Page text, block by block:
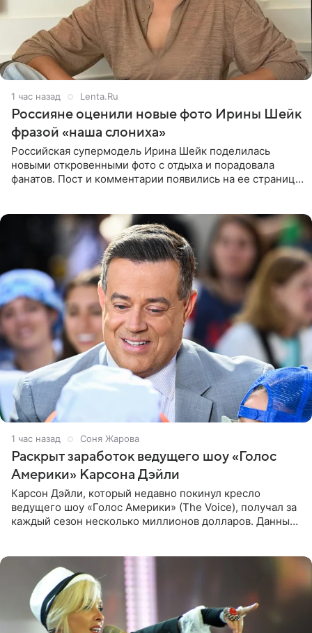
1 час назад Lenta.Ru
Россияне оценили новые фото Ирины Шейк
фразой «наша слониха»
Российская супермодель Ирина Шейк поделилась
новыми откровенными фото с отдыха и порадовала
фанатов. Пост и комментарии появились на ее странице
1 час назад Соня Жарова
Раскрыт заработок ведущего шоу «Голос
Америки» Карсона Дэйли
Карсон Дэйли, который недавно покинул кресло
ведущего шоу «Голос Америки» (The Voice), получал за
каждый сезон несколько миллионов долларов. Данные